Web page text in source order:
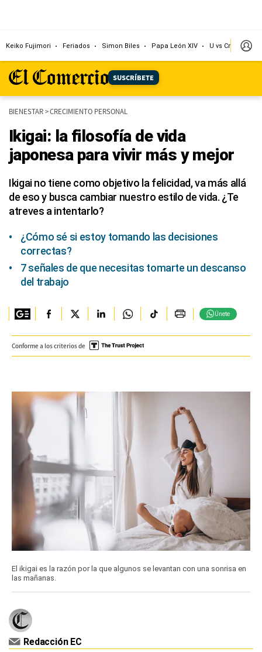
SUSCRÍBETE
Keiko Fujimori Feriados Simon Biles Papa León XIV U vs Cristal
BIENESTAR>CRECIMIENTO PERSONAL
Ikigai: la filosofía de vida
japonesa para vivir más y mejor
Ikigai no tiene como objetivo la felicidad, va más allá
de eso y busca cambiar nuestro estilo de vida. ¿Te
atreves a intentarlo?
¿Cómo sé si estoy tomando las decisiones
correctas?
7 señales de que necesitas tomarte un descanso
del trabajo
Únete
Conforme a los criterios de
El ikigai es la razón por la que algunos se levantan con una sonrisa en
las mañanas.
Redacción EC